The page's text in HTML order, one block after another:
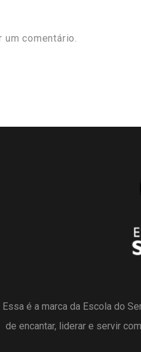
um comentário.
Essa é a marca da Escola do
de encantar, liderar e servir